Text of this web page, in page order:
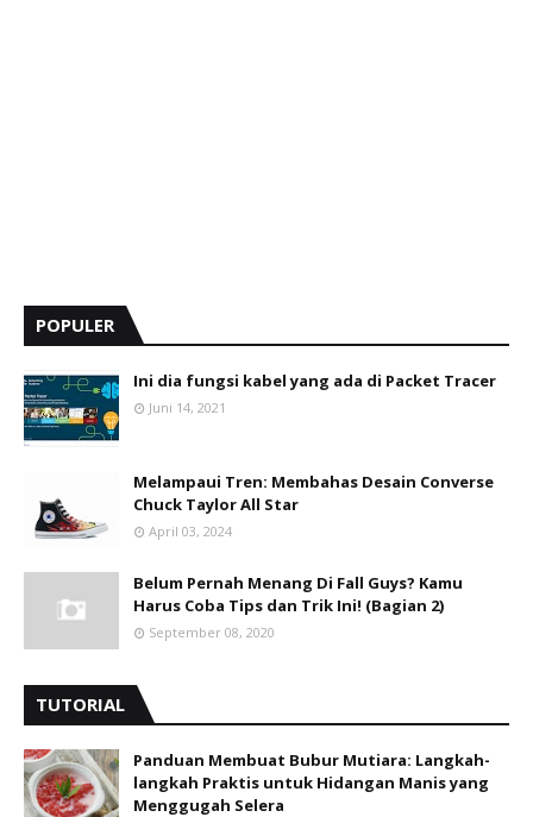
POPULER
Ini dia fungsi kabel yang ada di Packet Tracer
Juni 14, 2021
Melampaui Tren: Membahas Desain Converse
Chuck Taylor All Star
April 03, 2024
Belum Pernah Menang Di Fall Guys? Kamu
Harus Coba Tips dan Trik Ini! (Bagian 2)
September 08, 2020
TUTORIAL
Panduan Membuat Bubur Mutiara: Langkah-
langkah Praktis untuk Hidangan Manis yang
Menggugah Selera